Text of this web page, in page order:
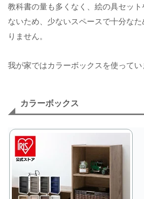
教科書の量も多くなく、絵の具セッ
ないため、少ないスペースで十分な
りません。
我が家ではカラーボックスを使ってい
カラーボックス